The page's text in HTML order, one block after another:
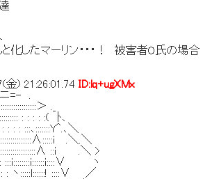
と化したマーリン・・・！ 被害者O氏の場合
) 21:26:01.74 ID:lq+ugXMx
.
＞ ._
: : : : :( ﾄ､
､:::::::Y^.､＼
.＼.＼
::i .＼ >
ヽ
: ヽ:::::l::::::! ::::∨ ／